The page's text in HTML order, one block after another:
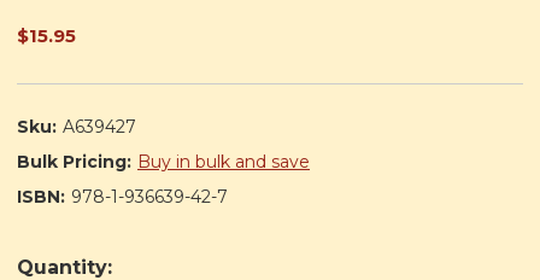
$15.95
Sku: A639427
Bulk Pricing: Buy in bulk and save
ISBN: 978-1-936639-42-7
Quantity: